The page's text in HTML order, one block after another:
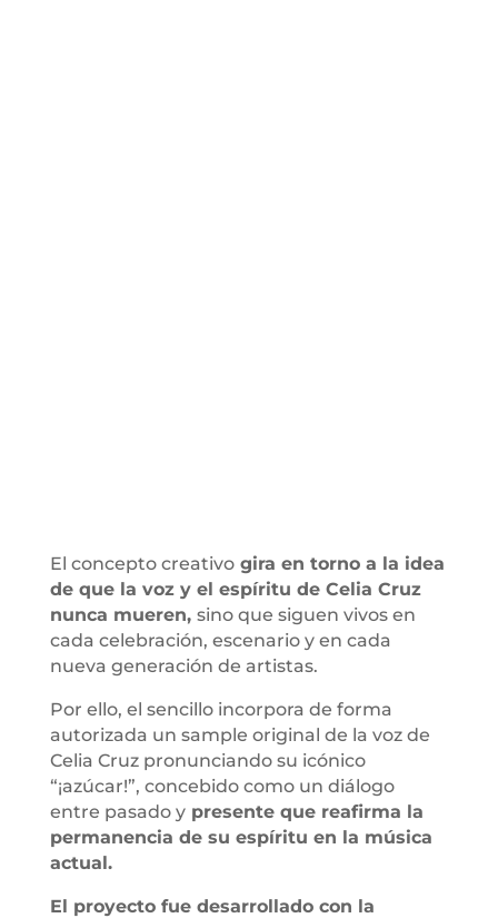
El concepto creativogira en torno a la idea
de que la voz y el espíritu de Celia Cruz
nunca mueren, sino que siguen vivos en
cada celebración, escenario y en cada
nueva generación de artistas.
Por ello, el sencillo incorpora de forma
autorizada un sample original de la voz de
Celia Cruz pronunciando su icónico
“¡azúcar!”, concebido como un diálogo
entre pasado ypresente que reafirma la
permanencia de su espíritu en la música
actual.
El proyecto fue desarrollado con la